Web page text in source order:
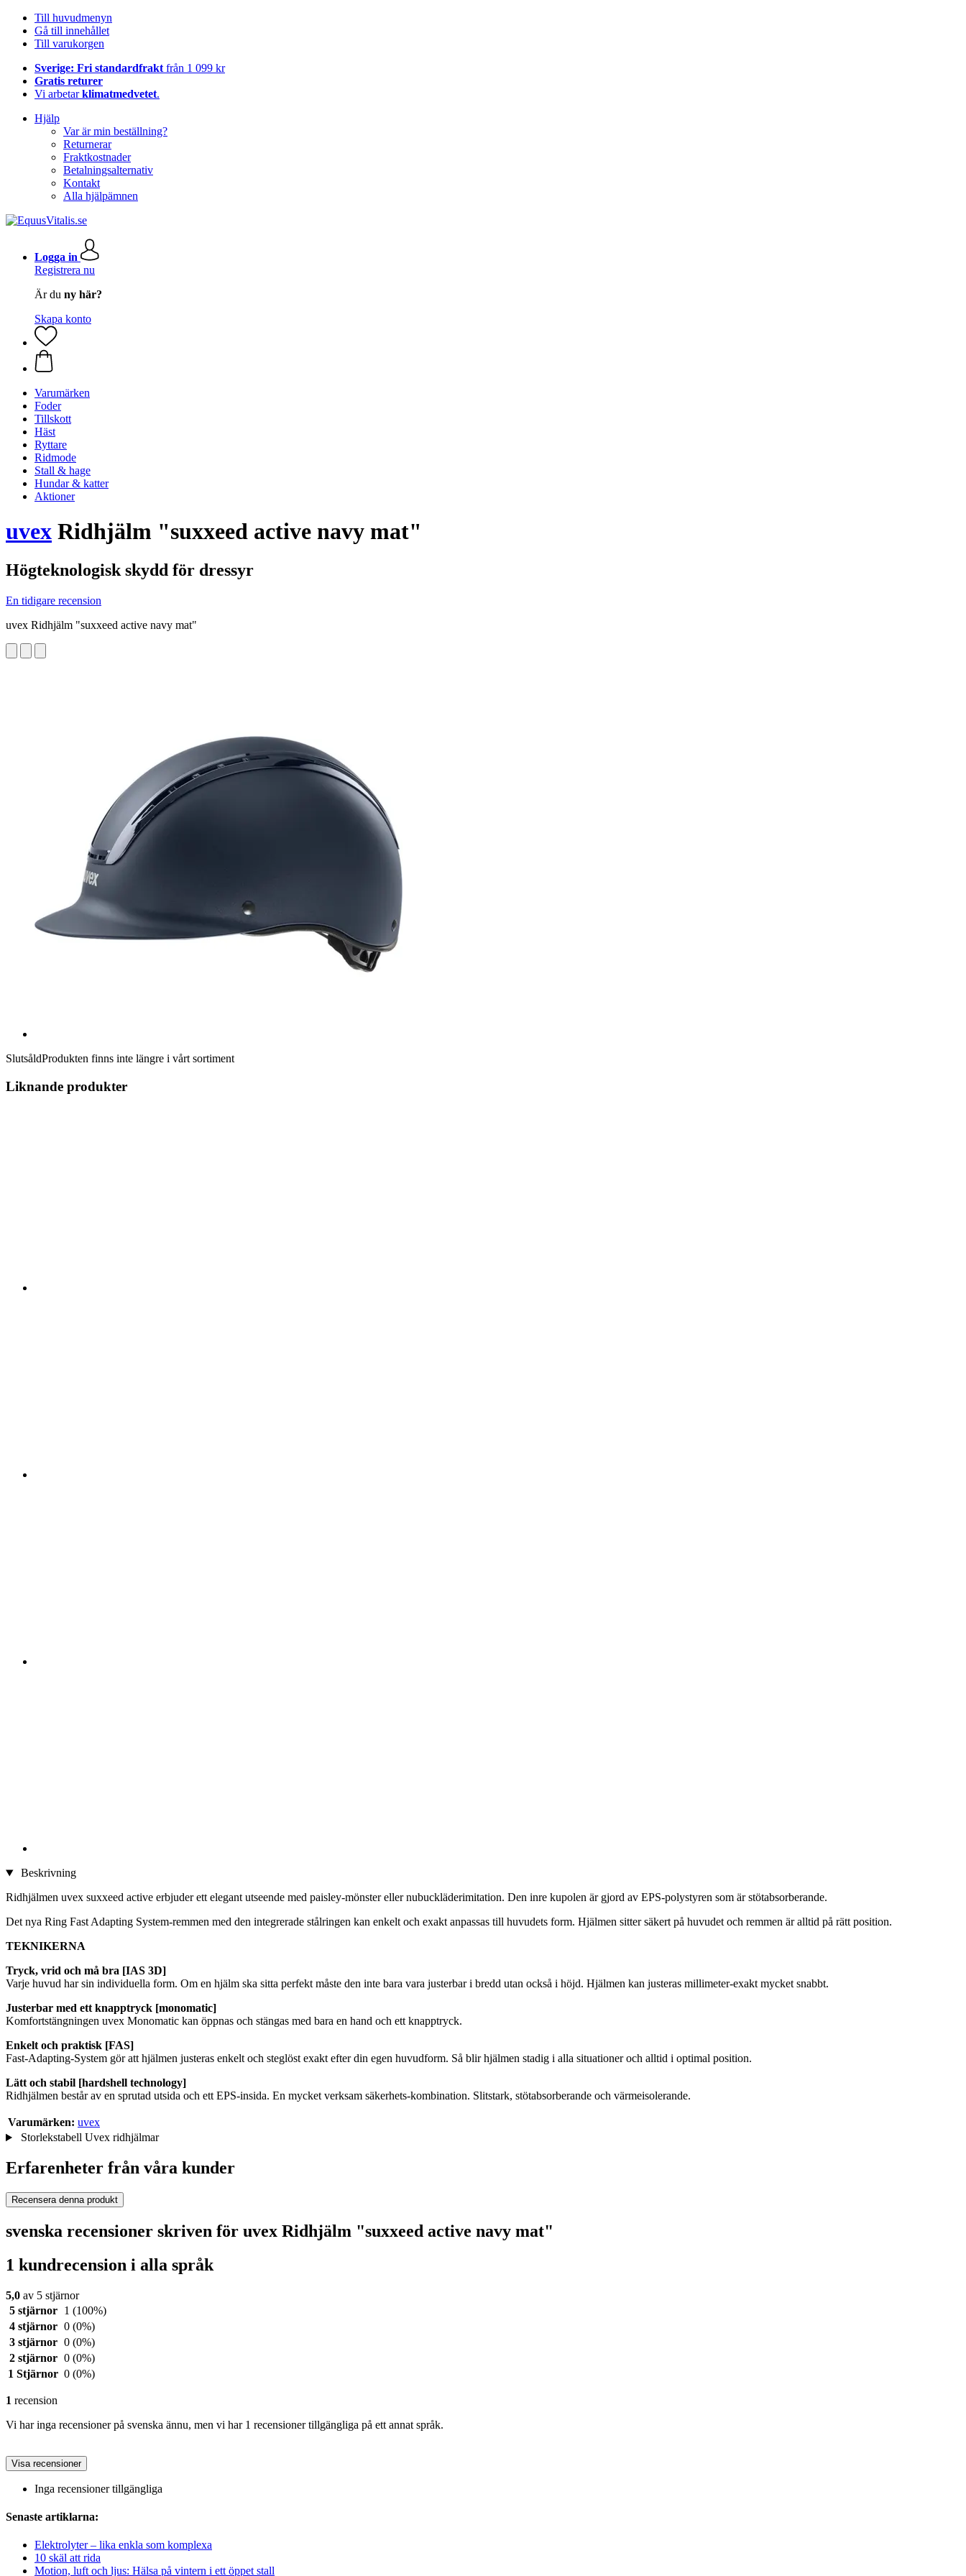
Till huvudmenyn
Gå till innehållet
Till varukorgen
Sverige: Fri standardfrakt från 1 099 kr
Gratis returer
Vi arbetarklimatmedvetet.
Hjälp
Var är min beställning?
Returnerar
Fraktkostnader
Betalningsalternativ
Kontakt
Alla hjälpämnen
Logga in
Registrera nu
Är du ny här?
Skapa konto
Varumärken
Foder
Tillskott
Häst
Ryttare
Ridmode
Stall & hage
Hundar & katter
Aktioner
uvex Ridhjälm "suxxeed active navy mat"
Högteknologisk skydd för dressyr
En tidigare recension
uvex Ridhjälm "suxxeed active navy mat"
SlutsåldProdukten finns inte längre i vårt sortiment
Liknande produkter
Beskrivning
Ridhjälmen uvex suxxeed active erbjuder ett elegant utseende med paisley-mönster eller nubuckläderimitation. Den inre kupolen är gjord av EPS-polystyren som är stötabsorberande.
Det nya Ring Fast Adapting System-remmen med den integrerade stålringen kan enkelt och exakt anpassas till huvudets form. Hjälmen sitter säkert på huvudet och remmen är alltid på rätt position.
TEKNIKERNA
Tryck, vrid och må bra [IAS 3D]
Varje huvud har sin individuella form. Om en hjälm ska sitta perfekt måste den inte bara vara justerbar i bredd utan också i höjd. Hjälmen kan justeras millimeter-exakt mycket snabbt.
Justerbar med ett knapptryck [monomatic]
Komfortstängningen uvex Monomatic kan öppnas och stängas med bara en hand och ett knapptryck.
Enkelt och praktisk [FAS]
Fast-Adapting-System gör att hjälmen justeras enkelt och steglöst exakt efter din egen huvudform. Så blir hjälmen stadig i alla situationer och alltid i optimal position.
Lätt och stabil [hardshell technology]
Ridhjälmen består av en sprutad utsida och ett EPS-insida. En mycket verksam säkerhets-kombination. Slitstark, stötabsorberande och värmeisolerande.
Varumärken: uvex
Storlekstabell Uvex ridhjälmar
Erfarenheter från våra kunder
Recensera denna produkt
svenska recensioner skriven för uvex Ridhjälm "suxxeed active navy mat"
1 kundrecension i alla språk
5,0 av 5 stjärnor
5 stjärnor
1 (100%)
4 stjärnor 0 (0%)
3 stjärnor 0 (0%)
2 stjärnor 0 (0%)
1 Stjärnor 0 (0%)
1 recension
Vi har inga recensioner på svenska ännu, men vi har 1 recensioner tillgängliga på ett annat språk.
Visa recensioner
Inga recensioner tillgängliga
Senaste artiklarna:
Elektrolyter – lika enkla som komplexa
10 skäl att rida
Motion, luft och ljus: Hälsa på vintern i ett öppet stall